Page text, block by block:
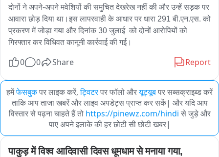
दोनों ने अपने-अपने मवेशियों की समुचित देखरेख नहीं की और उन्हें सड़क पर
आवारा छोड़ दिया था।इस लापरवाही के आधार पर धारा 291 बी.एन.एस. को
प्रकरण में जोड़ा गया और दिनांक 30 जुलाई  को दोनों आरोपियों को
गिरफ्तार कर विधिवत कानूनी कार्रवाई की गई।
0 0 Share Report
हमेंफेसबुकपर लाइक करें, ट्विटरपर फॉलो औरयूट्यूबपर सब्सक्राइब्ड करें
ताकि आप ताजा खबरें और लाइव अपडेट्स प्राप्त कर सकें| और यदि आप
विस्तार से पढ़ना चाहते हैं तो https://pinewz.com/hindi से जुड़े और
पाए अपने इलाके की हर छोटी सी छोटी खबर|
पाकुड़ में विश्व आदिवासी दिवस धूमधाम से मनाया गया,